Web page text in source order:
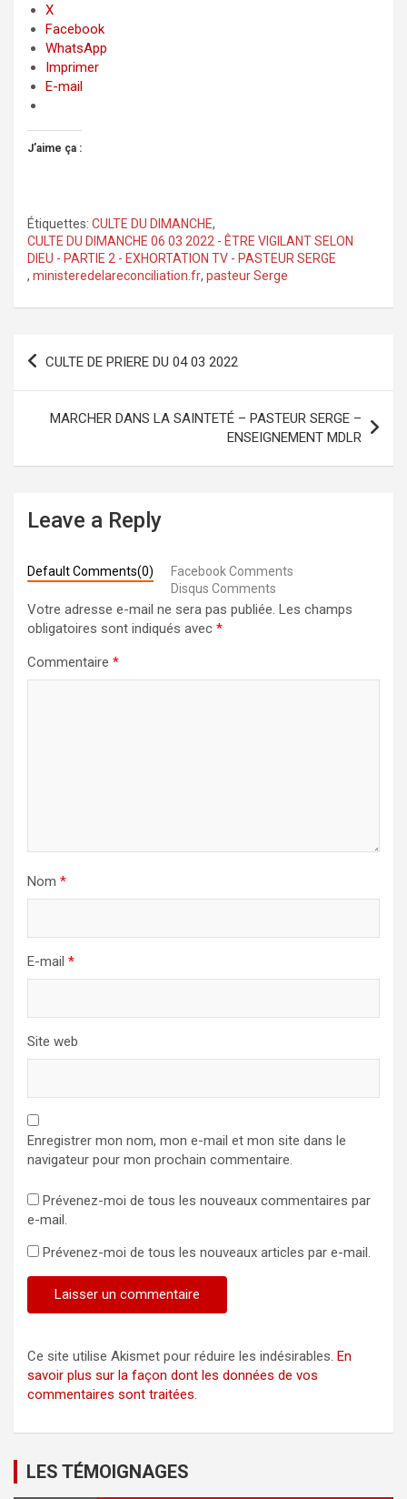
X
Facebook
WhatsApp
Imprimer
E-mail
J’aime ça :
Étiquettes: CULTE DU DIMANCHE,
CULTE DU DIMANCHE 06 03 2022 - ÊTRE VIGILANT SELON
DIEU - PARTIE 2 - EXHORTATION TV - PASTEUR SERGE
, ministeredelareconciliation.fr, pasteur Serge
Navigation
CULTE DE PRIERE DU 04 03 2022
MARCHER DANS LA SAINTETÉ – PASTEUR SERGE –
ENSEIGNEMENT MDLR
Leave a Reply
Default Comments(0)
Facebook Comments
Disqus Comments
Votre adresse e-mail ne sera pas publiée. Les champs
obligatoires sont indiqués avec *
Commentaire *
Nom *
E-mail *
Site web
Enregistrer mon nom, mon e-mail et mon site dans le
navigateur pour mon prochain commentaire.
Prévenez-moi de tous les nouveaux commentaires par
e-mail.
Prévenez-moi de tous les nouveaux articles par e-mail.
Ce site utilise Akismet pour réduire les indésirables. En
savoir plus sur la façon dont les données de vos
commentaires sont traitées.
LES TÉMOIGNAGES